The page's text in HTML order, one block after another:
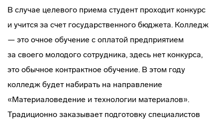
В случае целевого приема студент проходит конкурс
и учится за счет государственного бюджета. Колледж
— это очное обучение с оплатой предприятием
за своего молодого сотрудника, здесь нет конкурса,
это обычное контрактное обучение. В этом году
колледж будет набирать на направление
«Материаловедение и технологии материалов».
Традиционно заказывает подготовку специалистов